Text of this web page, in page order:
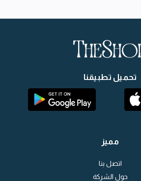
تحميل تطبيقنا
مميز
اتصل بنا
حول الشركة